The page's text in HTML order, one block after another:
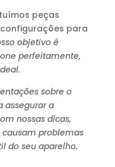
peças
para
objetivo é
perfeitamente,
sobre o
assegurar a
nossas dicas,
problemas
do seu aparelho.